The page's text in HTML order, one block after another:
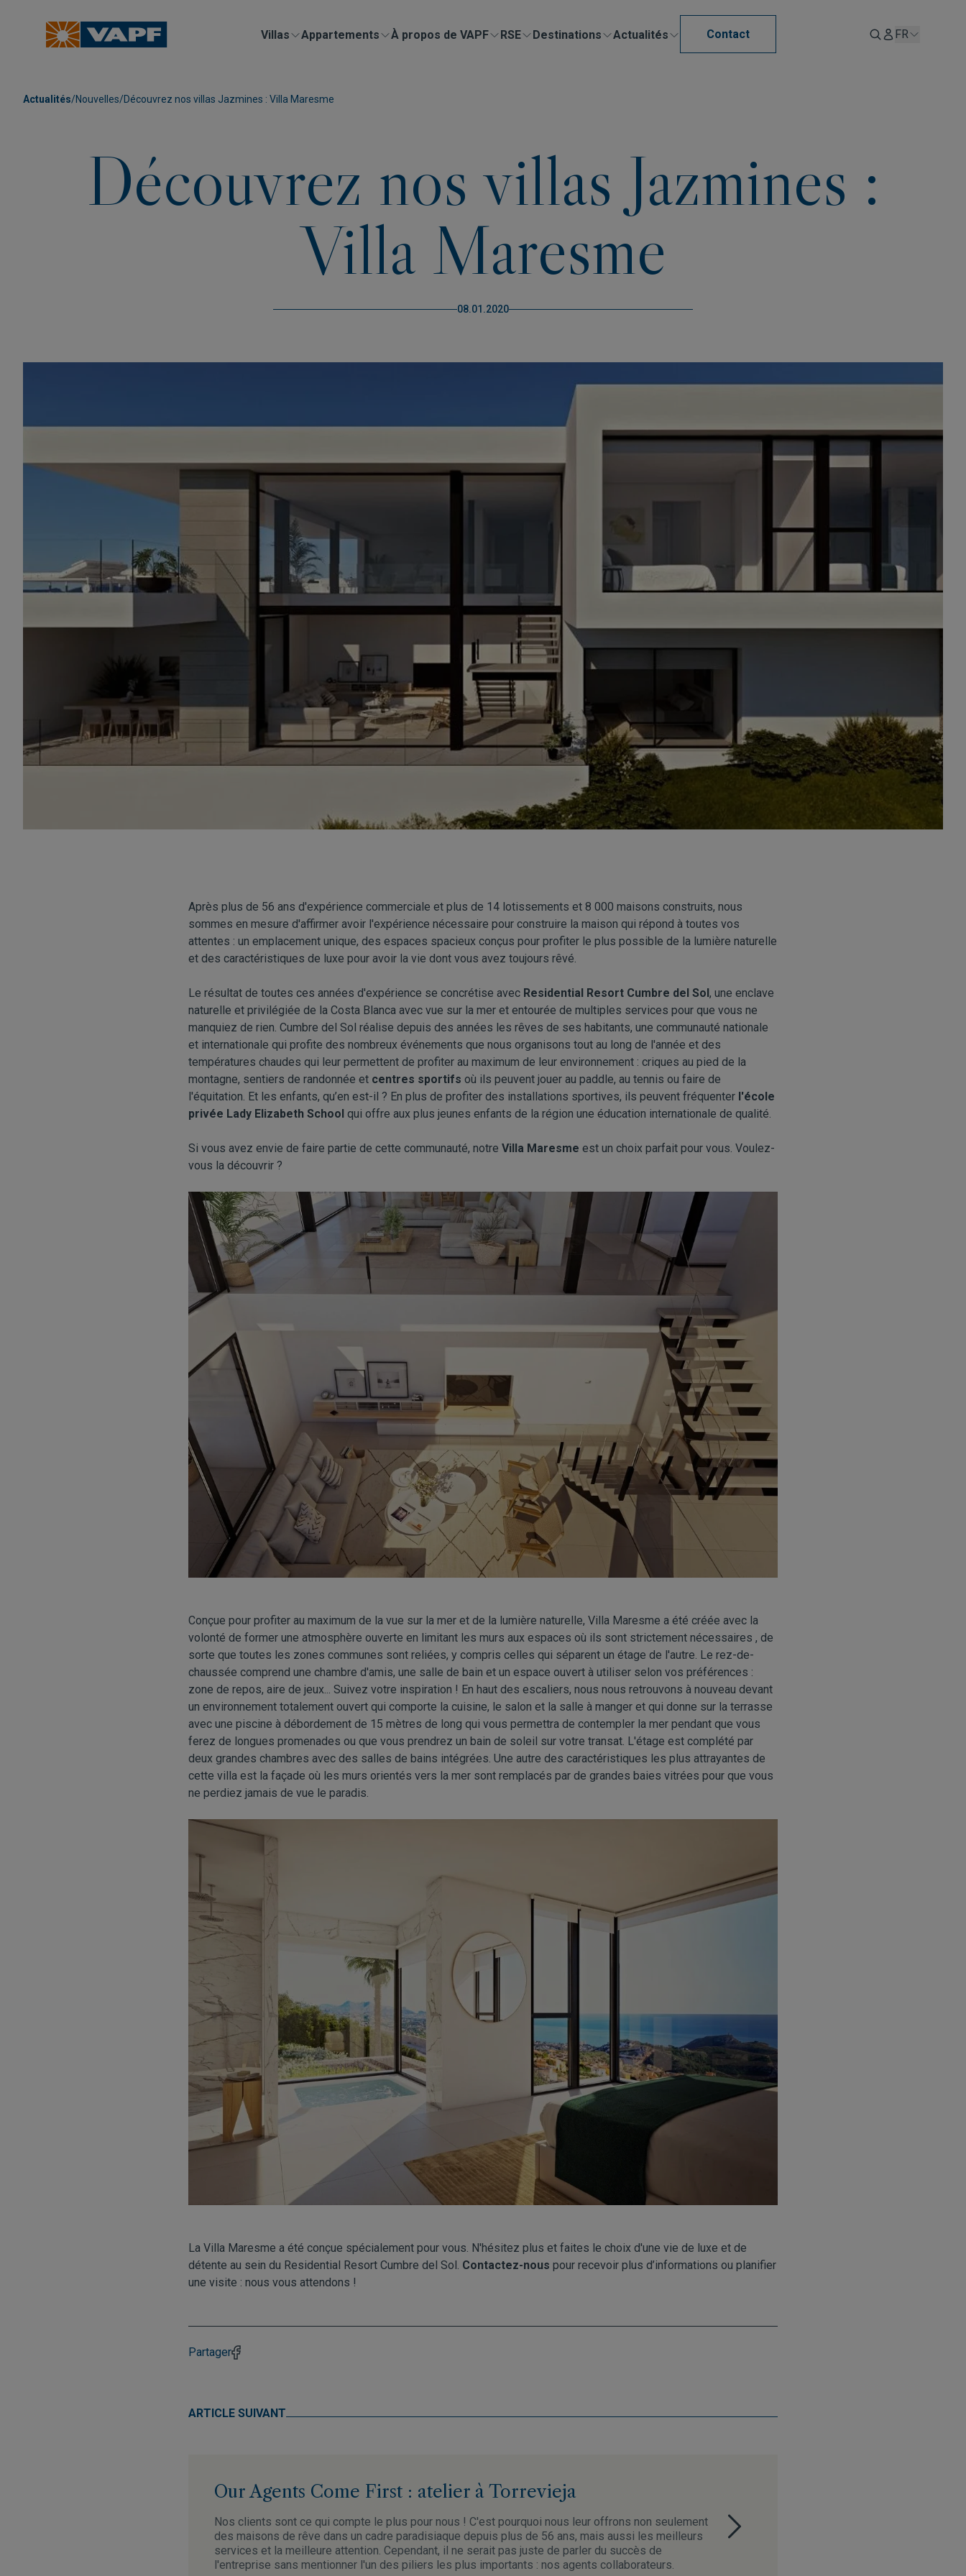
Villas Appartements À propos de VAPF RSE Destinations Actualités Contact FR
Actualités/Nouvelles/Découvrez nos villas Jazmines : Villa Maresme
Découvrez nos villas Jazmines :
Villa Maresme
08.01.2020
Après plus de 56 ans d'expérience commerciale et plus de 14 lotissements et 8 000 maisons construits, nous
sommes en mesure d'affirmer avoir l'expérience nécessaire pour construire la maison qui répond à toutes vos
attentes : un emplacement unique, des espaces spacieux conçus pour profiter le plus possible de la lumière naturelle
et des caractéristiques de luxe pour avoir la vie dont vous avez toujours rêvé.
Le résultat de toutes ces années d'expérience se concrétise avec Residential Resort Cumbre del Sol, une enclave
naturelle et privilégiée de la Costa Blanca avec vue sur la mer et entourée de multiples services pour que vous ne
manquiez de rien. Cumbre del Sol réalise depuis des années les rêves de ses habitants, une communauté nationale
et internationale qui profite des nombreux événements que nous organisons tout au long de l'année et des
températures chaudes qui leur permettent de profiter au maximum de leur environnement : criques au pied de la
montagne, sentiers de randonnée et centres sportifs où ils peuvent jouer au paddle, au tennis ou faire de
l'équitation. Et les enfants, qu’en est-il ? En plus de profiter des installations sportives, ils peuvent fréquenter l'école
privée Lady Elizabeth School qui offre aux plus jeunes enfants de la région une éducation internationale de qualité.
Si vous avez envie de faire partie de cette communauté, notre Villa Maresme est un choix parfait pour vous. Voulez-
vous la découvrir ?
Conçue pour profiter au maximum de la vue sur la mer et de la lumière naturelle, Villa Maresme a été créée avec la
volonté de former une atmosphère ouverte en limitant les murs aux espaces où ils sont strictement nécessaires , de
sorte que toutes les zones communes sont reliées, y compris celles qui séparent un étage de l'autre. Le rez-de-
chaussée comprend une chambre d'amis, une salle de bain et un espace ouvert à utiliser selon vos préférences :
zone de repos, aire de jeux... Suivez votre inspiration ! En haut des escaliers, nous nous retrouvons à nouveau devant
un environnement totalement ouvert qui comporte la cuisine, le salon et la salle à manger et qui donne sur la terrasse
avec une piscine à débordement de 15 mètres de long qui vous permettra de contempler la mer pendant que vous
ferez de longues promenades ou que vous prendrez un bain de soleil sur votre transat. L'étage est complété par
deux grandes chambres avec des salles de bains intégrées. Une autre des caractéristiques les plus attrayantes de
cette villa est la façade où les murs orientés vers la mer sont remplacés par de grandes baies vitrées pour que vous
ne perdiez jamais de vue le paradis.
La Villa Maresme a été conçue spécialement pour vous. N'hésitez plus et faites le choix d'une vie de luxe et de
détente au sein du Residential Resort Cumbre del Sol. Contactez-nous pour recevoir plus d’informations ou planifier
une visite : nous vous attendons !
Partager
ARTICLE SUIVANT
Our Agents Come First : atelier à Torrevieja
Nos clients sont ce qui compte le plus pour nous ! C'est pourquoi nous leur offrons non seulement
des maisons de rêve dans un cadre paradisiaque depuis plus de 56 ans, mais aussi les meilleurs
services et la meilleure attention. Cependant, il ne serait pas juste de parler du succès de
l'entreprise sans mentionner l'un des piliers les plus importants : nos agents collaborateurs.